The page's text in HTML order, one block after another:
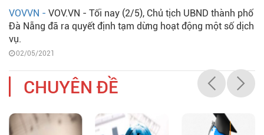
VOVVN - VOV.VN - Tối nay (2/5), Chủ tịch UBND thành phố
Đà Nẵng đã ra quyết định tạm dừng hoạt động một số dịch
vụ.
02/05/2021
CHUYÊN ĐỀ